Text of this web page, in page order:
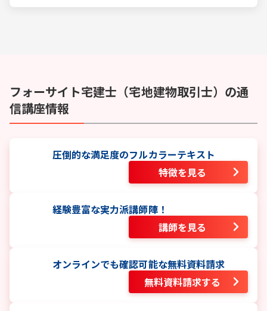
フォーサイト宅建士（宅地建物取引士） の通
信講座情報
圧倒的な満足度のフルカラーテキスト
特徴を見る
経験豊富な実力派講師陣！
講師を見る
オンラインでも確認可能な無料資料請求
無料資料請求する